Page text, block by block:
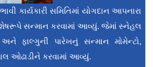
કાર્યકારી સમિતિમાં યોગદાન આપનારા
સન્માન કરવામાં આવ્યું. જેમાં સ્નેહલ
ફાલ્ગુની પારેખનું સન્માન મોમેન્ટો,
ઓઢાડીને કરવામાં આવ્યું.